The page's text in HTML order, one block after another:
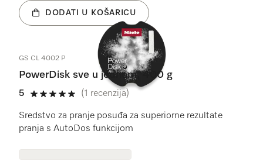
DODATI U KOŠARICU
GS CL 4002 P
PowerDisk sve u jednom, 400 g
5
5 od 5
(1 recenzija)
Sredstvo za pranje posuđa za superiorne rezultate
pranja s AutoDos funkcijom